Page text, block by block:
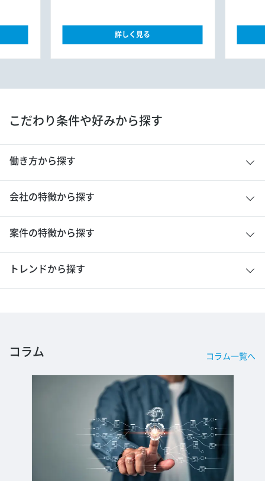
詳しく見る
こだわり条件や好みから探す
働き方から探す
会社の特徴から探す
案件の特徴から探す
トレンドから探す
コラム コラム一覧へ